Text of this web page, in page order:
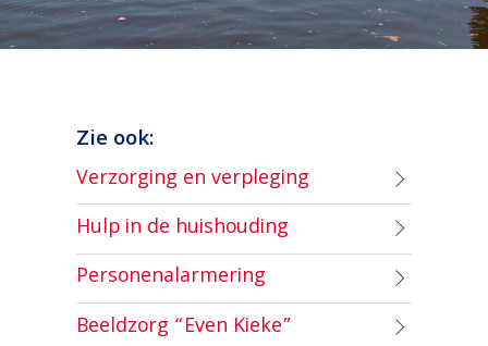
Zie ook:
Verzorging en verpleging
Hulp in de huishouding
Personenalarmering
Beeldzorg “Even Kieke”